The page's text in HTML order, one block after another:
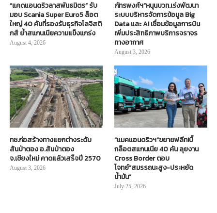
“แคดแอนดริวลาสพันธมิตร” รับ
มอบ Scania Super Euro5 ล็อต
ใหญ่ 40 คันที่รองรับธุรกิจโลจิสติ
กส์ ย้ำสแกนเนียความแข็งแกร่ง
August 4, 2026
ภัทรพงศ์ฯ”หนุนบวท.เร่งพัฒนา
ระบบบริหารจัดการข้อมูล Big
Data และ AI เชื่อมข้อมูลการบิน
เพิ่มประสิทธิภาพบริการจราจร
ทางอากาศ
August 3, 2026
ทช.ก่อสร้างทางแยกต่างระดับ
สันป่าตอง อ.สันป่าตอง
จ.เชียงใหม่ คาดแล้วเสร็จปี 2570
August 3, 2026
“แมคแอนดริวฯ”ขยายฟลีท!บิ๊
กล็อตสแกนเนีย 40 คัน ลุยงาน
Cross Border ตอบ
โจทย์“สมรรถนะสูง-ประหยัด
น้ำมัน”
July 25, 2026